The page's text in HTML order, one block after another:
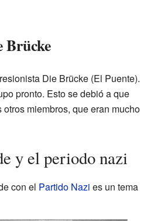
Brücke
Die Brücke (El Puente).
pronto. Esto se debió a que
miembros, que eran mucho
y el periodo nazi
con el Partido Nazi es un tema